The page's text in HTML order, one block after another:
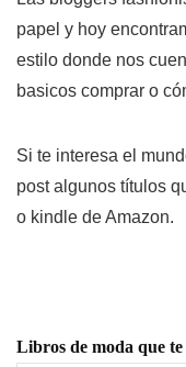
papel y hoy
estilo donde nos
basicos comprar o
Si te interesa el
post algunos títulos
o kindle de Amazon.
Libros de moda que